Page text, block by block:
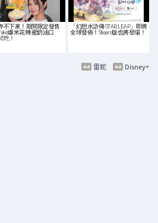
不下來！期間限定發售
爆米花 蜂蜜奶油口
吃！
「幻想水滸傳 STAR LEAP」即將
全球發佈！Steam版也將登場！
Disney+
雷蛇